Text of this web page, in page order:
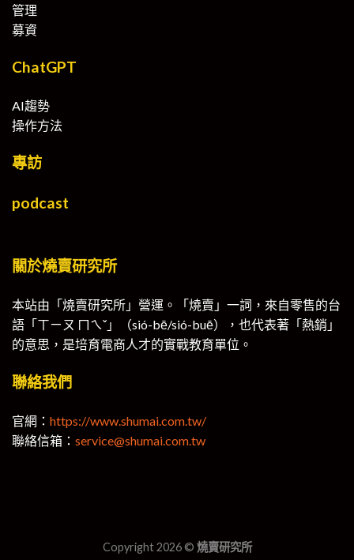
管理
募資
ChatGPT
AI趨勢
操作方法
專訪
podcast
關於燒賣研究所
本站由「燒賣研究所」營運。「燒賣」一詞，來自零售的台
語「ㄒㄧㄡ ㄇㄟˇ」（sió-bē/sió-buē），也代表著「熱銷」
的意思，是培育電商人才的實戰教育單位。
聯絡我們
官網： https://www.shumai.com.tw/
聯絡信箱： service@shumai.com.tw
Copyright 2026 © 燒賣研究所